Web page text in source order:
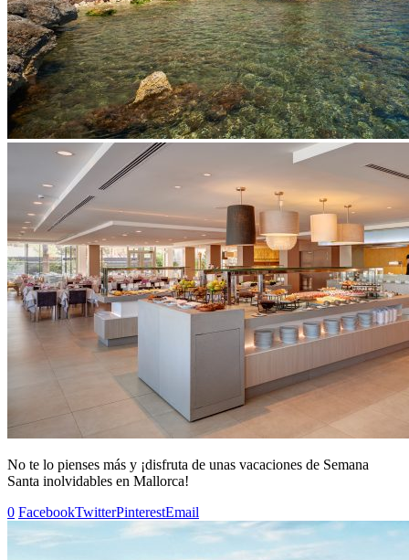
No te lo pienses más y ¡disfruta de unas vacaciones de Semana
Santa inolvidables en Mallorca!
0 FacebookTwitterPinterestEmail